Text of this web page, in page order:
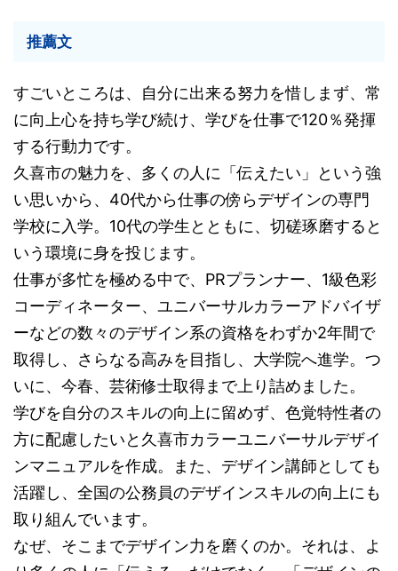
推薦文
すごいところは、自分に出来る努力を惜しまず、常
に向上心を持ち学び続け、学びを仕事で120％発揮
する行動力です。
久喜市の魅力を、多くの人に「伝えたい」という強
い思いから、40代から仕事の傍らデザインの専門
学校に入学。10代の学生とともに、切磋琢磨すると
いう環境に身を投じます。
仕事が多忙を極める中で、PRプランナー、1級色彩
コーディネーター、ユニバーサルカラーアドバイザ
ーなどの数々のデザイン系の資格をわずか2年間で
取得し、さらなる高みを目指し、大学院へ進学。つ
いに、今春、芸術修士取得まで上り詰めました。
学びを自分のスキルの向上に留めず、色覚特性者の
方に配慮したいと久喜市カラーユニバーサルデザイ
ンマニュアルを作成。また、デザイン講師としても
活躍し、全国の公務員のデザインスキルの向上にも
取り組んでいます。
なぜ、そこまでデザイン力を磨くのか。それは、よ